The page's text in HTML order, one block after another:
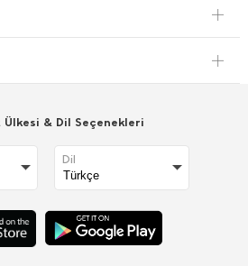
& Dil Seçenekleri
Dil